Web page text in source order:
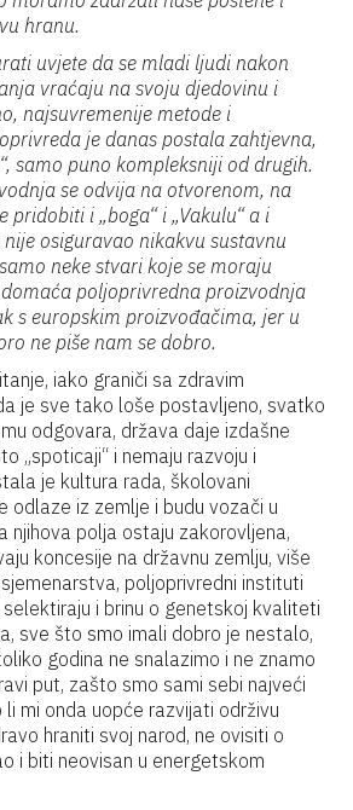
hranu.
uvjete da se mladi ljudi nakon
vraćaju na svoju djedovinu i
najsuvremenije metode i
je danas postala zahtjevna,
samo puno kompleksniji od drugih.
se odvija na otvorenom, na
pridobiti i „boga“ i „Vakulu“ a i
osiguravao nikakvu sustavnu
neke stvari koje se moraju
poljoprivredna proizvodnja
s europskim proizvođačima, jer u
ne piše nam se dobro.
iako graniči sa zdravim
je sve tako loše postavljeno, svatko
odgovara, država daje izdašne
„spoticaji“ i nemaju razvoju i
je kultura rada, školovani
odlaze iz zemlje i budu vozači u
njihova polja ostaju zakorovljena,
koncesije na državnu zemlju, više
poljoprivredni instituti
i brinu o genetskoj kvaliteti
sve što smo imali dobro je nestalo,
godina ne snalazimo i ne znamo
put, zašto smo sami sebi najveći
li mi onda uopće razvijati održivu
hraniti svoj narod, ne ovisiti o
i biti neovisan u energetskom